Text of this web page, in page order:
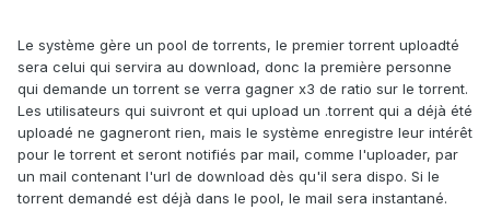
Le système gère un pool de torrents, le premier torrent uploadté
sera celui qui servira au download, donc la première personne
qui demande un torrent se verra gagner x3 de ratio sur le torrent.
Les utilisateurs qui suivront et qui upload un .torrent qui a déjà été
uploadé ne gagneront rien, mais le système enregistre leur intérêt
pour le torrent et seront notifiés par mail, comme l'uploader, par
un mail contenant l'url de download dès qu'il sera dispo. Si le
torrent demandé est déjà dans le pool, le mail sera instantané.